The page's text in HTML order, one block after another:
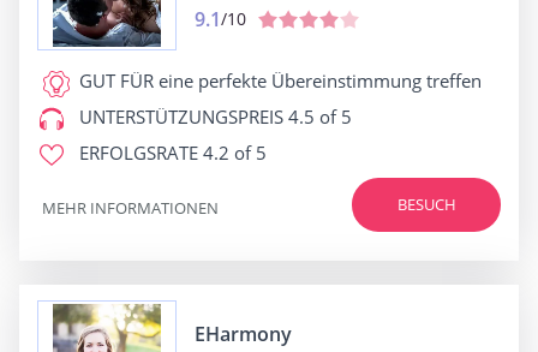
9.1/10
GUT FÜR eine perfekte Übereinstimmung treffen
UNTERSTÜTZUNGSPREIS 4.5 of 5
ERFOLGSRATE 4.2 of 5
BESUCH
MEHR INFORMATIONEN
EHarmony